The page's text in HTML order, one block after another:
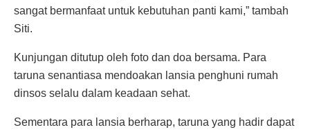
sangat bermanfaat untuk kebutuhan panti kami,” tambah
Siti.
Kunjungan ditutup oleh foto dan doa bersama. Para
taruna senantiasa mendoakan lansia penghuni rumah
dinsos selalu dalam keadaan sehat.
Sementara para lansia berharap, taruna yang hadir dapat